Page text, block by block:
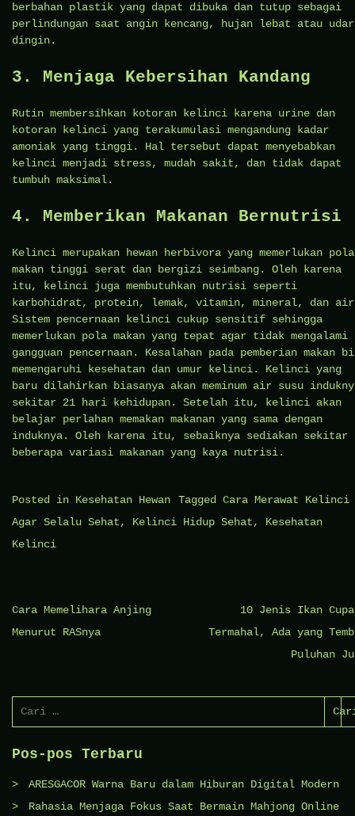
berbahan plastik yang dapat dibuka dan tutup sebagai
perlindungan saat angin kencang, hujan lebat atau
dingin.
3. Menjaga Kebersihan Kandang
Rutin membersihkan kotoran kelinci karena urine dan
kotoran kelinci yang terakumulasi mengandung kadar
amoniak yang tinggi. Hal tersebut dapat menyebabkan
kelinci menjadi stress, mudah sakit, dan tidak dapat
tumbuh maksimal.
4. Memberikan Makanan Bernutrisi
Kelinci merupakan hewan herbivora yang memerlukan pola
makan tinggi serat dan bergizi seimbang. Oleh karena
itu, kelinci juga membutuhkan nutrisi seperti
karbohidrat, protein, lemak, vitamin, mineral, dan
Sistem pencernaan kelinci cukup sensitif sehingga
memerlukan pola makan yang tepat agar tidak mengalami
gangguan pencernaan. Kesalahan pada pemberian makan
memengaruhi kesehatan dan umur kelinci. Kelinci yang
baru dilahirkan biasanya akan meminum air susu
sekitar 21 hari kehidupan. Setelah itu, kelinci akan
belajar perlahan memakan makanan yang sama dengan
induknya. Oleh karena itu, sebaiknya sediakan sekitar
beberapa variasi makanan yang kaya nutrisi.
Posted in Kesehatan Hewan Tagged Cara Merawat Kelinci
Agar Selalu Sehat, Kelinci Hidup Sehat, Kesehatan
Kelinci
Navigasi
pos
Cara Memelihara Anjing
Menurut RASnya
10 Jenis Ikan
Termahal, Ada yang
Puluhan
Pos-pos Terbaru
ARESGACOR Warna Baru dalam Hiburan Digital Modern
Rahasia Menjaga Fokus Saat Bermain Mahjong Online